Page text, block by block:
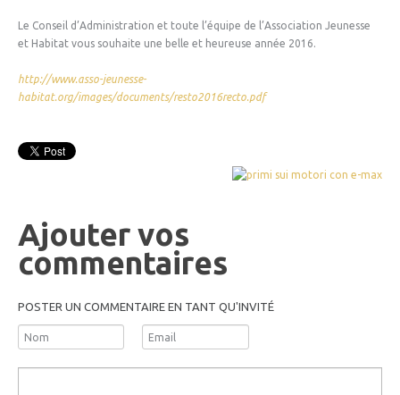
Le Conseil d’Administration et toute l’équipe de l’Association Jeunesse
et Habitat vous souhaite une belle et heureuse année 2016.
http://www.asso-jeunesse-
habitat.org/images/documents/resto2016recto.pdf
Ajouter vos
commentaires
POSTER UN COMMENTAIRE EN TANT QU'INVITÉ